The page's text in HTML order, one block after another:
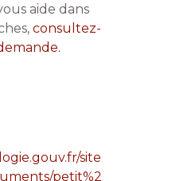
aide dans
consultez-
site
petit%2